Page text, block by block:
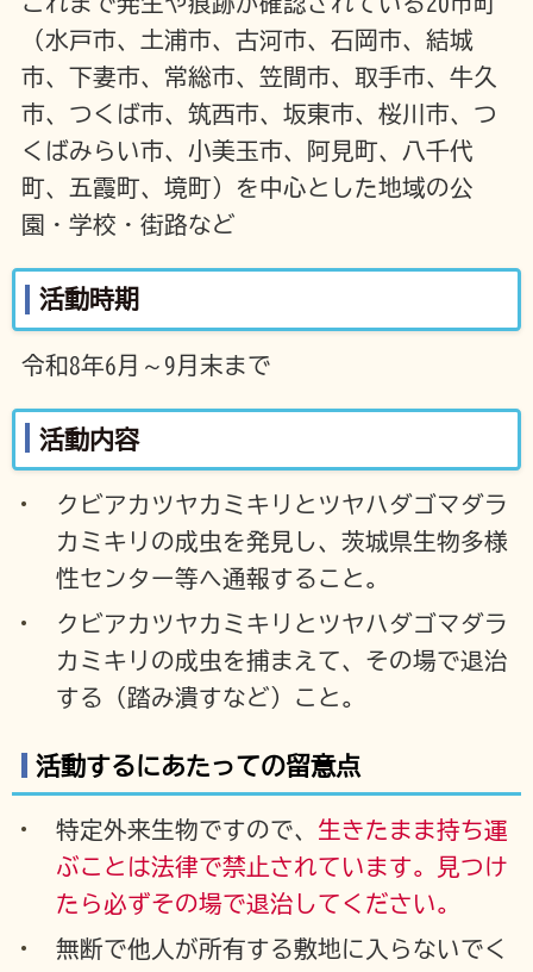
（水戸市、土浦市、古河市、石岡市、結城
市、下妻市、常総市、笠間市、取手市、牛久
市、つくば市、筑西市、坂東市、桜川市、つ
くばみらい市、小美玉市、阿見町、八千代
町、五霞町、境町）を中心とした地域の公
園・学校・街路など
活動時期
令和8年6月～9月末まで
活動内容
クビアカツヤカミキリとツヤハダゴマダラ
カミキリの成虫を発見し、茨城県生物多様
性センター等へ通報すること。
クビアカツヤカミキリとツヤハダゴマダラ
カミキリの成虫を捕まえて、その場で退治
する（踏み潰すなど）こと。
活動するにあたっての留意点
特定外来生物ですので、 生きたまま持ち運
ぶことは法律で禁止されています。見つけ
たら必ずその場で退治してください。
無断で他人が所有する敷地に入らないでく